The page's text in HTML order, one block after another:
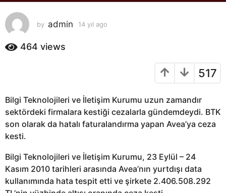
ı
l
a
g
o
ı
l
a
g
by admin 14 yıl ago
464 views
517
Bilgi Teknolojileri ve İletişim Kurumu uzun zamandır
sektördeki firmalara kestiği cezalarla gündemdeydi. BTK
son olarak da hatalı faturalandırma yapan Avea’ya ceza
kesti.
Bilgi Teknolojileri ve İletişim Kurumu, 23 Eylül – 24
Kasım 2010 tarihleri arasında Avea’nın yurtdışı data
kullanımında hata tespit etti ve şirkete 2.406.508.292